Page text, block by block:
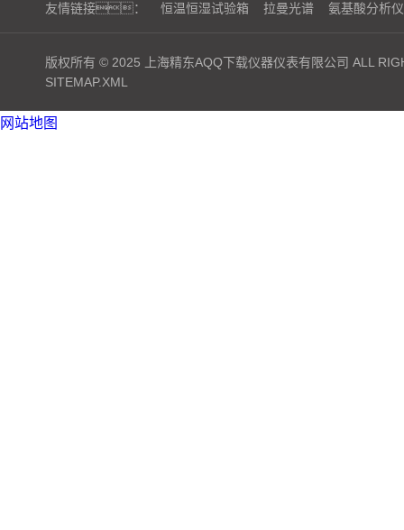
友情链接： 恒温恒湿试验箱 拉曼光谱 氨基酸分析仪
版权所有 © 2025 上海精东AQQ下载仪器仪表有限公司 ALL
SITEMAP.XML
网站地图